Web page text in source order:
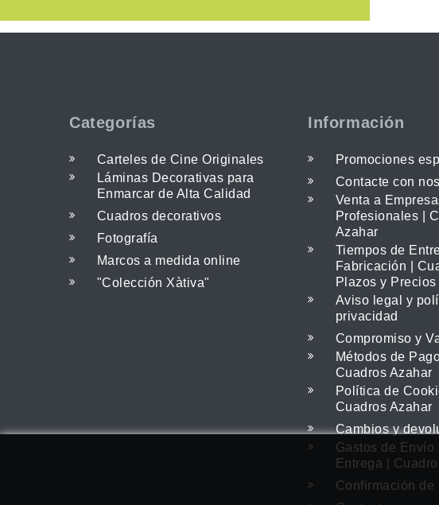
Categorías
Carteles de Cine Originales
Láminas Decorativas para
Enmarcar de Alta Calidad
Cuadros decorativos
Fotografía
Marcos a medida online
"Colección Xàtiva"
Información
Promociones
Contacte con
Venta a
Profesionales |
Azahar
Tiempos de
Fabricación |
Plazos y Precios
Aviso legal y
privacidad
Compromiso y
Métodos de
Cuadros Azahar
Política de
Cuadros Azahar
Cambios y
Gastos de Envío
Entrega |
Confirmación de
Utilizamos cookies propias y de terceros para mejorar nuestros